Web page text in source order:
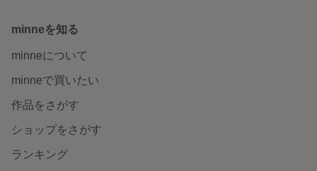
minneを知る
minneについて
minneで買いたい
作品をさがす
ショップをさがす
ランキング